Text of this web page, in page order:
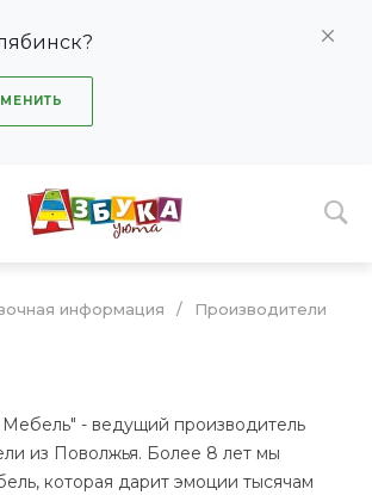
информация / Производители
- ведущий производитель
из Поволжья. Более 8 лет мы
которая дарит эмоции тысячам